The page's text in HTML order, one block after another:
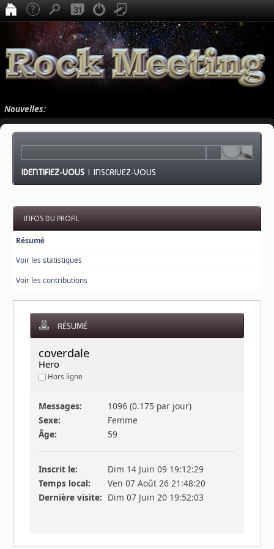
Nouvelles:
IDENTIFIEZ-VOUS |INSCRIVEZ-VOUS
INFOS DU PROFIL
Résumé
Voir les statistiques
Voir les contributions
RÉSUMÉ
coverdale
Hero
Hors ligne
Messages:
1096 (0.175 par jour)
Sexe:
Femme
Âge:
59
Inscrit le:
Dim 14 Juin 09 19:12:29
Temps local:
Ven 07 Août 26 21:48:20
Dernière visite: Dim 07 Juin 20 19:52:03